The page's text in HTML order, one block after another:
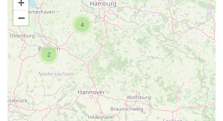
2
4
+
−